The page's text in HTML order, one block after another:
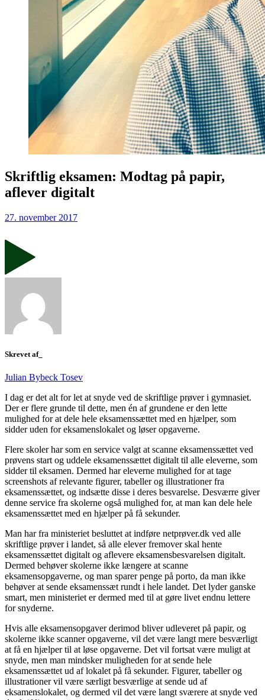
Skriftlig eksamen: Modtag på papir,
aflever digitalt
27. november 2017
Skrevet af_
Julian Bybeck Tosev
I dag er det alt for let at snyde ved de skriftlige prøver i gymnasiet.
Der er flere grunde til dette, men én af grundene er den lette
mulighed for at dele hele eksamenssættet med en hjælper, som
sidder uden for eksamenslokalet og løser opgaverne.
Flere skoler har som en service valgt at scanne eksamenssættet ved
prøvens start og uddele eksamenssættet digitalt til alle eleverne, som
sidder til eksamen. Dermed har eleverne mulighed for at tage
screenshots af relevante figurer, tabeller og illustrationer fra
eksamenssættet, og indsætte disse i deres besvarelse. Desværre giver
denne service fra skolerne også mulighed for, at man kan dele hele
eksamenssættet med en hjælper på få sekunder.
Man har fra ministeriet besluttet at indføre netprøver.dk ved alle
skriftlige prøver i landet, så alle elever fremover skal hente
eksamenssættet digitalt og aflevere eksamensbesvarelsen digitalt.
Dermed behøver skolerne ikke længere at scanne
eksamensopgaverne, og man sparer penge på porto, da man ikke
behøver at sende eksamenssæt rundt i hele landet. Det lyder ganske
smart, men ministeriet er dermed med til at gøre livet endnu lettere
for snyderne.
Hvis alle eksamensopgaver derimod bliver udleveret på papir, og
skolerne ikke scanner opgaverne, vil det være langt mere besværligt
at få en hjælper til at løse opgaverne. Det vil fortsat være muligt at
snyde, men man mindsker muligheden for at sende hele
eksamenssættet ud af lokalet på få sekunder. Figurer, tabeller og
illustrationer vil være særligt besværlige at sende ud af
eksamenslokalet, og dermed vil det være langt sværere at snyde ved